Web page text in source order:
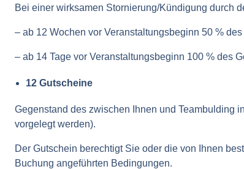
Bei einer wirksamen Stornierung/Kündigung durch
– ab 12 Wochen vor Veranstaltungsbeginn 50 %
– ab 14 Tage vor Veranstaltungsbeginn 100 % des
12 Gutscheine
Gegenstand des zwischen Ihnen und Teambulding
vorgelegt werden).
Der Gutschein berechtigt Sie oder die von Ihnen
Buchung angeführten Bedingungen.